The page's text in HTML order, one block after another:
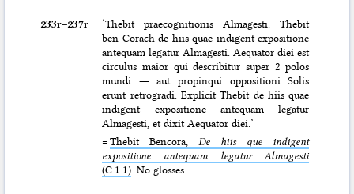
233r–⁠237r
‘Thebit praecognitionis Almagesti. Thebit
ben Corach de hiis quae indigent expositione
antequam legatur Almagesti. Aequator diei est
circulus maior qui describitur super 2 polos
mundi ― aut propinqui oppositioni Solis
erunt retrogradi. Explicit Thebit de hiis quae
indigent expositione antequam legatur
Almagesti, et dixit Aequator diei.’
=Thebit Bencora,De hiis que indigent
expositione antequam legatur Almagesti
(C.1.1). No glosses.